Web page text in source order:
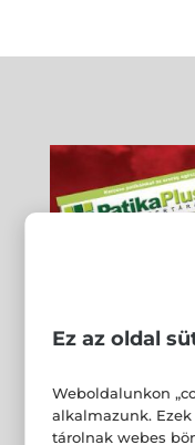
Ez az oldal
Weboldalunkon
alkalmazunk.
tárolnak webes